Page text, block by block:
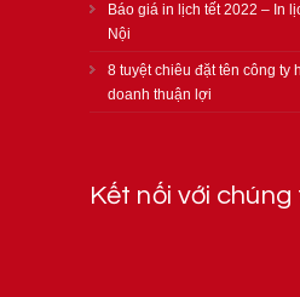
Báo giá in lịch tết 2022 – In
Nội
8 tuyệt chiêu đặt tên công ty
doanh thuận lợi
Kết nối với chúng